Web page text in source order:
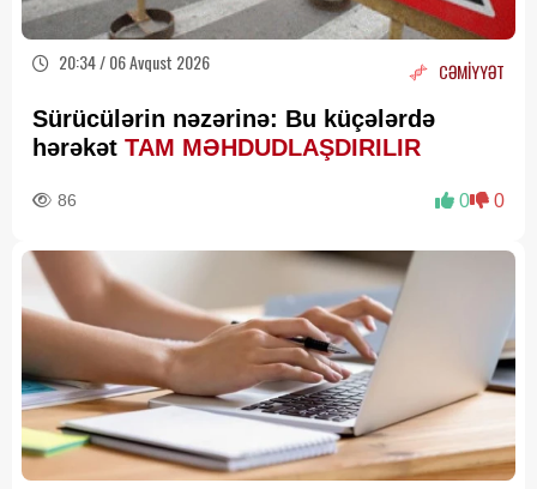
20:34 / 06 Avqust 2026 CƏMİYYƏT
Sürücülərin nəzərinə: Bu küçələrdə
hərəkət TAM MƏHDUDLAŞDIRILIR
86 0 0